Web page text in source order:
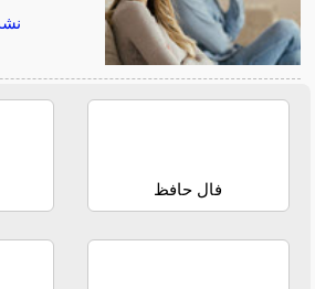
فال حافظ